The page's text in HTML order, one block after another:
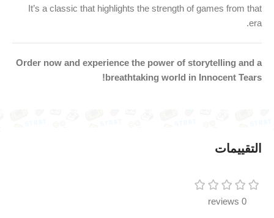
It’s a classic that highlights the strength of games from that
era.
Order now and experience the power of storytelling and a
breathtaking world in Innocent Tears!
التقييمات
0 reviews